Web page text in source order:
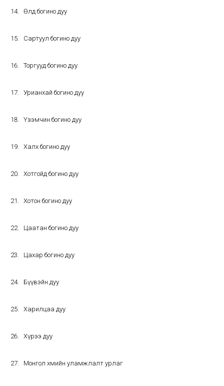
Өөлд богино дуу
Сартуул богино дуу
Торгууд богино дуу
Урианхай богино дуу
Үзэмчин богино дуу
Халх богино дуу
Хотгойд богино дуу
Хотон богино дуу
Цаатан богино дуу
Цахар богино дуу
Бүүвэйн дуу
Харилцаа дуу
Хүрээ дуу
Монгол хөөмийн уламжлалт урлаг